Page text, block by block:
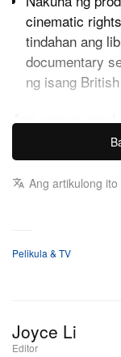
cinematic
tindahan ang
documentary
ng isang
Ang
nagpayanig sa
gagawan ng
Romain
pinagbidahan ni
nakatakdang
Oktubre 2025 sa
bagong
Ang artikulong
Pelikula & TV
Joyce Li
Editor